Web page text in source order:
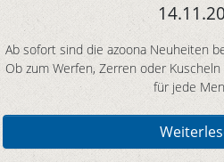
Ab sofort sind die azoona Neuheiten
Ob zum Werfen, Zerren oder
für jede